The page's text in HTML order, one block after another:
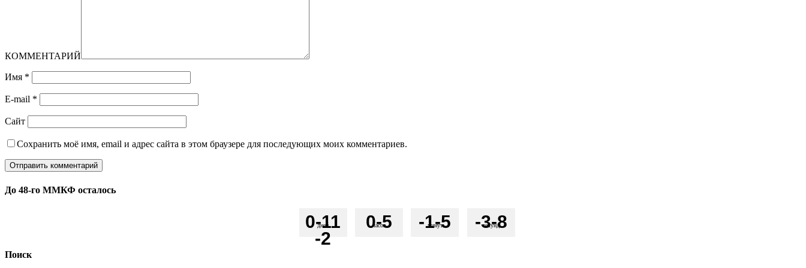
КОММЕНТАРИЙ
Имя *
E-mail *
Сайт
Сохранить моё имя, email и адрес сайта в этом браузере для последующих моих комментариев.
До 48-го ММКФ осталось
дней
0-11
-2
часов
0-5 минут
-1-5 секунд
-3-8
Поиск